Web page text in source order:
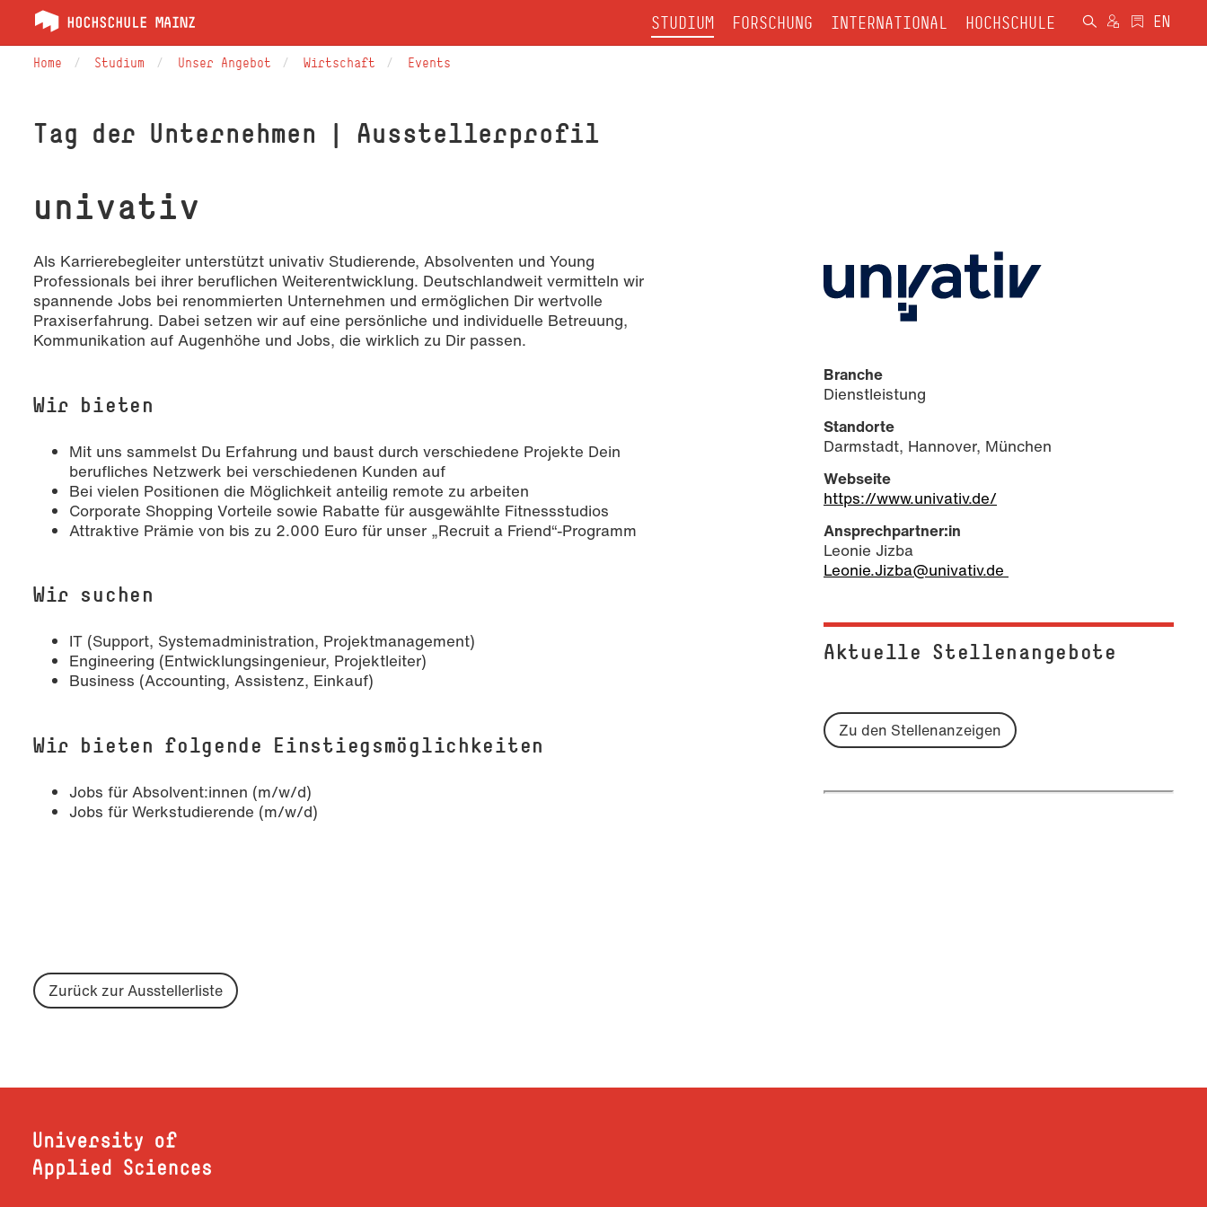
STUDIUM FORSCHUNG INTERNATIONAL HOCHSCHULE
Home Studium Unser Angebot Wirtschaft Events
Tag der Unternehmen | Ausstellerprofil
univativ
Als Karrierebegleiter unterstützt univativ Studierende, Absolventen und Young
Professionals bei ihrer beruflichen Weiterentwicklung. Deutschlandweit vermitteln wir
spannende Jobs bei renommierten Unternehmen und ermöglichen Dir wertvolle
Praxiserfahrung. Dabei setzen wir auf eine persönliche und individuelle Betreuung,
Kommunikation auf Augenhöhe und Jobs, die wirklich zu Dir passen.
Wir bieten
Mit uns sammelst Du Erfahrung und baust durch verschiedene Projekte Dein
berufliches Netzwerk bei verschiedenen Kunden auf
Bei vielen Positionen die Möglichkeit anteilig remote zu arbeiten
Corporate Shopping Vorteile sowie Rabatte für ausgewählte Fitnessstudios
Attraktive Prämie von bis zu 2.000 Euro für unser „Recruit a Friend“-Programm
Wir suchen
IT (Support, Systemadministration, Projektmanagement)
Engineering (Entwicklungsingenieur, Projektleiter)
Business (Accounting, Assistenz, Einkauf)
Wir bieten folgende Einstiegsmöglichkeiten
Jobs für Absolvent:innen (m/w/d)
Jobs für Werkstudierende (m/w/d)
Branche
Dienstleistung
Standorte
Darmstadt, Hannover, München
Webseite
https://www.univativ.de/
Ansprechpartner:in
Leonie Jizba
Leonie.Jizba@univativ.de
Aktuelle Stel­len­an­ge­bo­te
Zu den Stellenanzeigen
Zurück zur Ausstellerliste